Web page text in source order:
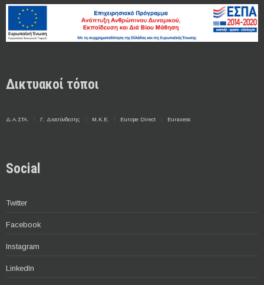
Δικτυακοί τόποι
Δ.Α.ΣΤΑ. Γ. Διασύνδεσης Μ.Κ.Ε. Europe Direct Euraxess
Social
Twitter
Facebook
Instagram
LinkedIn